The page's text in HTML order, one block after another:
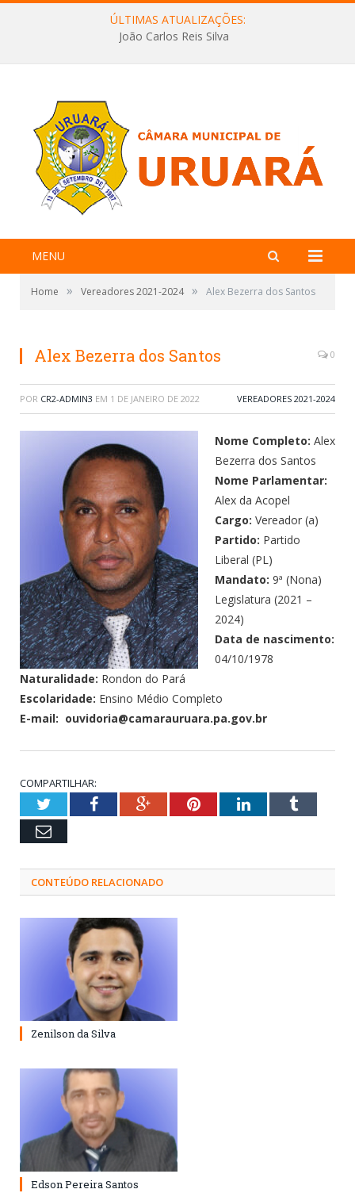
ÚLTIMAS ATUALIZAÇÕES:
João Carlos Reis Silva
MENU
Home » Vereadores 2021-2024 » Alex Bezerra dos Santos
Alex Bezerra dos Santos 0
POR CR2-ADMIN3 EM 1 DE JANEIRO DE 2022 VEREADORES 2021-2024
Nome Completo: Alex
Bezerra dos Santos
Nome Parlamentar:
Alex da Acopel
Cargo: Vereador (a)
Partido: Partido
Liberal (PL)
Mandato: 9ª (Nona)
Legislatura (2021 –
2024)
Data de nascimento:
04/10/1978
Naturalidade: Rondon do Pará
Escolaridade: Ensino Médio Completo
E-mail: ouvidoria@camarauruara.pa.gov.br
COMPARTILHAR:
TwitterFacebookGoogle+PinterestLinkedInTumblr
Email
CONTEÚDO RELACIONADO
Zenilson da Silva
Edson Pereira Santos